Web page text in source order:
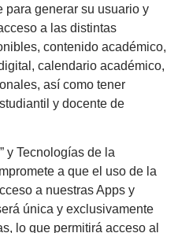
para generar su usuario y
a las distintas
contenido académico,
calendario académico,
así como tener
y docente de
y Tecnologías de la
a que el uso de la
a nuestras Apps y
única y exclusivamente
lo que permitirá acceso al